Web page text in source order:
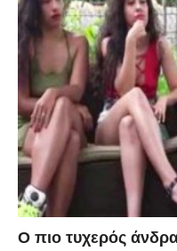
Ο πιο τυχερός